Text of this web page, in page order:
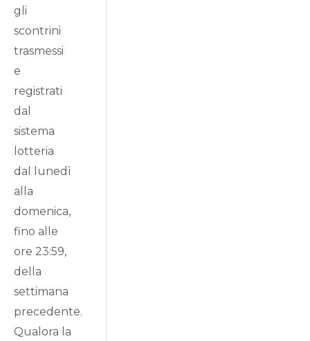
gli
scontrini
trasmessi
e
registrati
dal
sistema
lotteria
dal lunedì
alla
domenica,
fino alle
ore 23:59,
della
settimana
precedente.
Qualora la